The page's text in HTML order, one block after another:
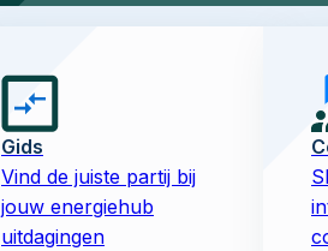
Gids
Vind de juiste partij bij
jouw energiehub
uitdagingen